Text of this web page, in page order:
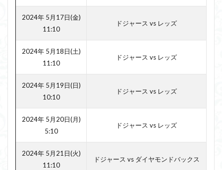
2024年 5月17日(金)
11:10
ドジャース vs レッズ
2024年 5月18日(土)
11:10
ドジャース vs レッズ
2024年 5月19日(日)
10:10
ドジャース vs レッズ
2024年 5月20日(月)
5:10
ドジャース vs レッズ
2024年 5月21日(火)
11:10
ドジャース vs ダイヤモンドバックス